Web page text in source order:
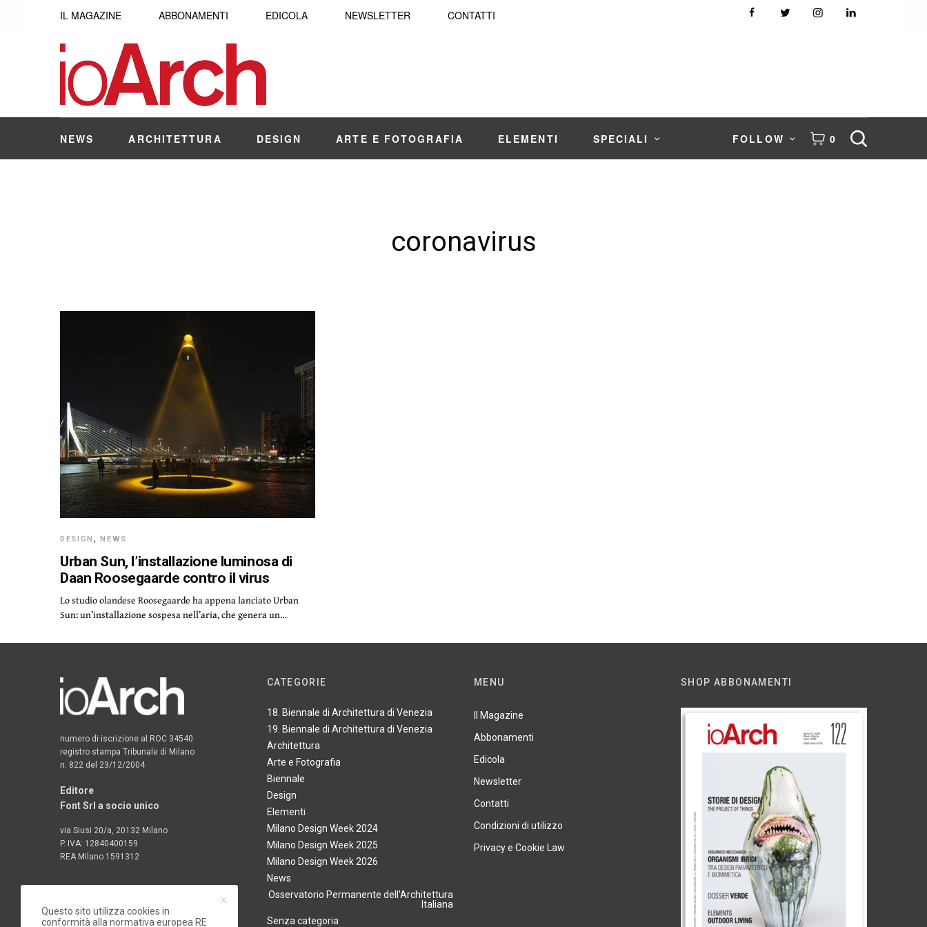
IL MAGAZINE ABBONAMENTI EDICOLA NEWSLETTER CONTATTI
NEWS ARCHITETTURA DESIGN ARTE E FOTOGRAFIA ELEMENTI SPECIALI FOLLOW 0
coronavirus
DESIGN ,NEWS
Urban Sun, l’installazione luminosa di
Daan Roosegaarde contro il virus
Lo studio olandese Roosegaarde ha appena lanciato Urban
Sun: un’installazione sospesa nell’aria, che genera un…
numero di iscrizione al ROC 34540
registro stampa Tribunale di Milano
n. 822 del 23/12/2004
Editore
Font Srl a socio unico
via Siusi 20/a, 20132 Milano
P. IVA: 12840400159
REA Milano 1591312
CATEGORIE
18. Biennale di Architettura di Venezia
19. Biennale di Architettura di Venezia
Architettura
Arte e Fotografia
Biennale
Design
Elementi
Milano Design Week 2024
Milano Design Week 2025
Milano Design Week 2026
News
Osservatorio Permanente dell'Architettura
Italiana
Senza categoria
MENU
Il Magazine
Abbonamenti
Edicola
Newsletter
Contatti
Condizioni di utilizzo
Privacy e Cookie Law
SHOP ABBONAMENTI
Questo sito utilizza cookies in
conformità alla normativa europea RE